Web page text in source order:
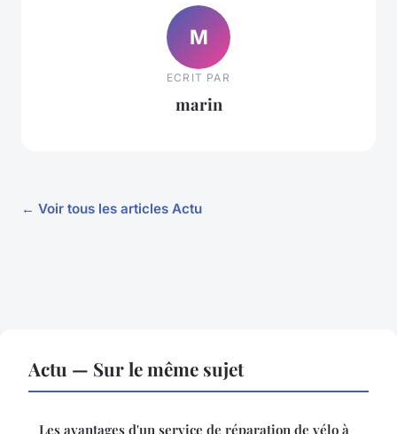
M
ECRIT PAR
marin
← Voir tous les articles Actu
Actu — Sur le même sujet
Les avantages d'un service de réparation de vélo à